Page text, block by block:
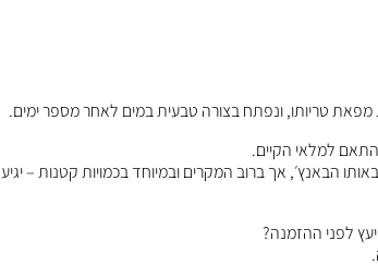
מפאת טריותו, ונפתח בצורה טבעית במים לאחר מספר ימים.
למלאי הקיים.
באותו הבאנץ׳, אך ברוב המקרים ובמיוחד בכמויות קטנות –
לפני ההזמנה?